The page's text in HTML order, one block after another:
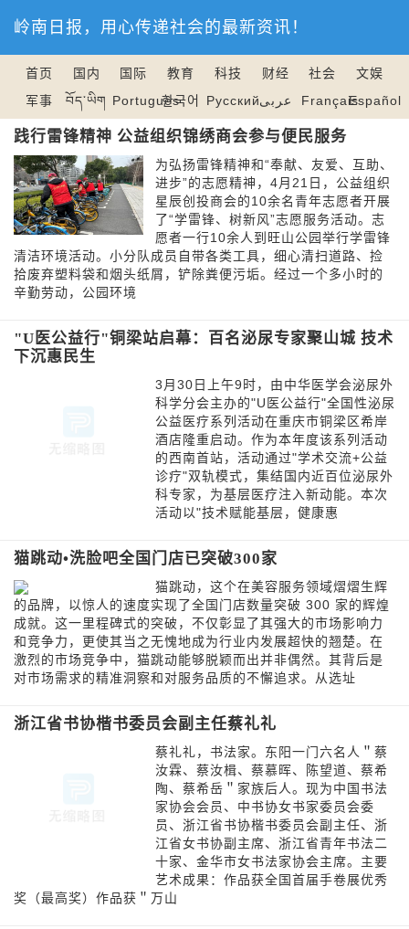
岭南日报，用心传递社会的最新资讯！
首页 国内 国际 教育 科技 财经 社会
文娱
军事
བོད་ཡིག Português한국어 Русскийعربى FrançaisEspañol
践行雷锋精神 公益组织锦绣商会参与便民服务
为弘扬雷锋精神和“奉献、友爱、互助、
进步”的志愿精神，4月21日，公益组织
星辰创投商会的10余名青年志愿者开展
了“学雷锋、树新风”志愿服务活动。志
愿者一行10余人到旺山公园举行学雷锋
清洁环境活动。小分队成员自带各类工具，细心清扫道路、捡
拾废弃塑料袋和烟头纸屑，铲除粪便污垢。经过一个多小时的
辛勤劳动，公园环境
"U医公益行"铜梁站启幕：百名泌尿专家聚山城 技术
下沉惠民生
3月30日上午9时，由中华医学会泌尿外
科学分会主办的"U医公益行"全国性泌尿
公益医疗系列活动在重庆市铜梁区希岸
酒店隆重启动。作为本年度该系列活动
的西南首站，活动通过"学术交流+公益
诊疗"双轨模式，集结国内近百位泌尿外
科专家，为基层医疗注入新动能。本次
活动以"技术赋能基层，健康惠
猫跳动•洗脸吧全国门店已突破300家
猫跳动，这个在美容服务领域熠熠生辉
的品牌，以惊人的速度实现了全国门店数量突破 300 家的辉煌
成就。这一里程碑式的突破，不仅彰显了其强大的市场影响力
和竞争力，更使其当之无愧地成为行业内发展超快的翘楚。在
激烈的市场竞争中，猫跳动能够脱颖而出并非偶然。其背后是
对市场需求的精准洞察和对服务品质的不懈追求。从选址
浙江省书协楷书委员会副主任蔡礼礼
蔡礼礼，书法家。东阳一门六名人＂蔡
汝霖、蔡汝楫、蔡慕晖、陈望道、蔡希
陶、蔡希岳＂家族后人。现为中国书法
家协会会员、中书协女书家委员会委
员、浙江省书协楷书委员会副主任、浙
江省女书协副主席、浙江省青年书法二
十家、金华市女书法家协会主席。主要
艺术成果：作品获全国首届手卷展优秀
奖（最高奖）作品获＂万山